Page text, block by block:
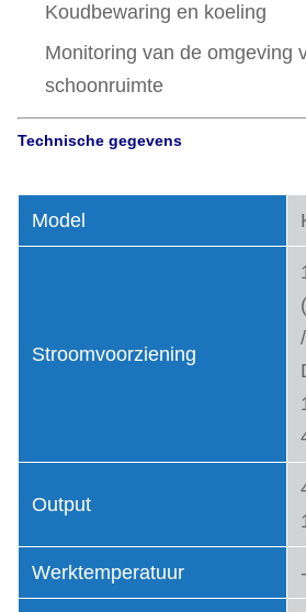
Koudbewaring en koeling
Monitoring van de omgeving
schoonruimte
Technische gegevens
Model
Stroomvoorziening
Output
Werktemperatuur